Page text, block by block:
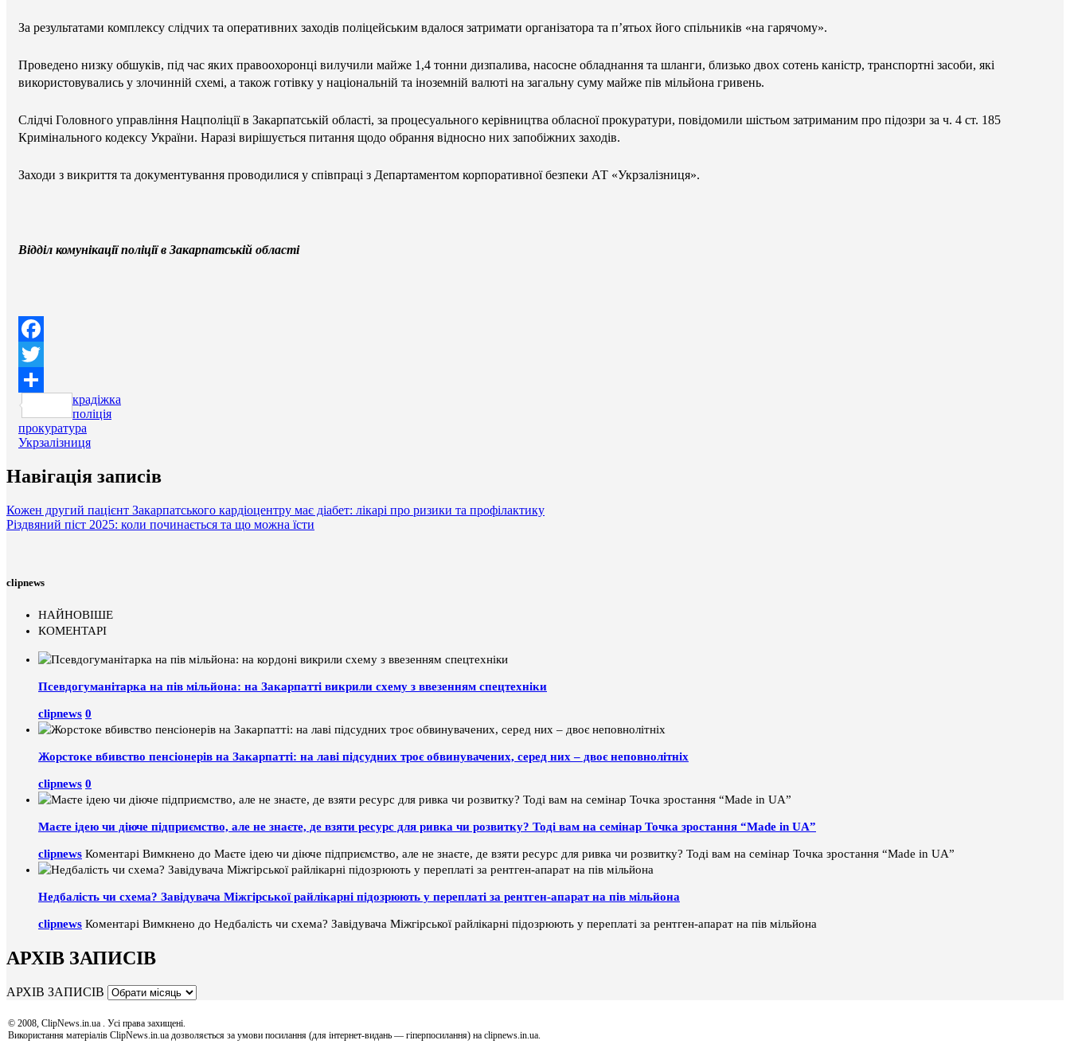
За результатами комплексу слідчих та оперативних заходів поліцейським вдалося затримати організатора та п’ятьох його спільників «на гарячому».
Проведено низку обшуків, під час яких правоохоронці вилучили майже 1,4 тонни дизпалива, насосне обладнання та шланги, близько двох сотень каністр, транспортні засоби, які
використовувались у злочинній схемі, а також готівку у національній та іноземній валюті на загальну суму майже пів мільйона гривень.
Слідчі Головного управління Нацполіції в Закарпатській області, за процесуального керівництва обласної прокуратури, повідомили шістьом затриманим про підозри за ч. 4 ст. 185
Кримінального кодексу України. Наразі вирішується питання щодо обрання відносно них запобіжних заходів.
Заходи з викриття та документування проводилися у співпраці з Департаментом корпоративної безпеки АТ «Укрзалізниця».
Відділ комунікації поліції в Закарпатській області
Facebook
Twitter
Поділитися
крадіжка
поліція
прокуратура
Укрзалізниця
Навігація записів
Кожен другий пацієнт Закарпатського кардіоцентру має діабет: лікарі про ризики та профілактику
Різдвяний піст 2025: коли починається та що можна їсти
clipnews
НАЙНОВІШЕ
КОМЕНТАРІ
Псевдогуманітарка на пів мільйона: на Закарпатті викрили схему з ввезенням спецтехніки
clipnews 0
Жорстоке вбивство пенсіонерів на Закарпатті: на лаві підсудних троє обвинувачених, серед них – двоє неповнолітніх
clipnews 0
Маєте ідею чи діюче підприємство, але не знаєте, де взяти ресурс для ривка чи розвитку? Тоді вам на семінар Точка зростання “Made in UA”
clipnews Коментарі Вимкнено до Маєте ідею чи діюче підприємство, але не знаєте, де взяти ресурс для ривка чи розвитку? Тоді вам на семінар Точка зростання “Made in UA”
Недбалість чи схема? Завідувача Міжгірської райлікарні підозрюють у переплаті за рентген-апарат на пів мільйона
clipnews Коментарі Вимкнено до Недбалість чи схема? Завідувача Міжгірської райлікарні підозрюють у переплаті за рентген-апарат на пів мільйона
АРХІВ ЗАПИСІВ
АРХІВ ЗАПИСІВ
© 2008, ClipNews.in.ua . Усі права захищені.
Використання матеріалів ClipNews.in.ua дозволяється за умови посилання (для інтернет-видань — гіперпосилання) на clipnews.in.ua.